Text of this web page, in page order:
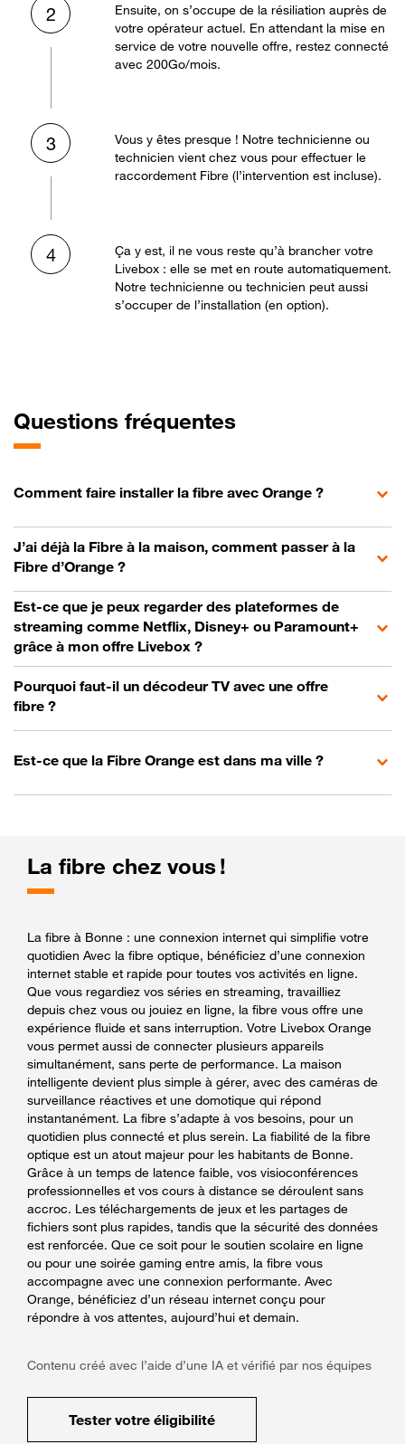
2
Ensuite, on s’occupe de la résiliation auprès de
votre opérateur actuel. En attendant la mise en
service de votre nouvelle offre, restez connecté
avec 200Go/mois.
3
Vous y êtes presque ! Notre technicienne ou
technicien vient chez vous pour effectuer le
raccordement Fibre (l’intervention est incluse).
4
Ça y est, il ne vous reste qu’à brancher votre
Livebox : elle se met en route automatiquement.
Notre technicienne ou technicien peut aussi
s’occuper de l’installation (en option).
Questions fréquentes
Comment faire installer la fibre avec Orange ?
J’ai déjà la Fibre à la maison, comment passer à la
Fibre d’Orange ?
Est-ce que je peux regarder des plateformes de
streaming comme Netflix, Disney+ ou Paramount+
grâce à mon offre Livebox ?
Pourquoi faut-il un décodeur TV avec une offre
fibre ?
Est-ce que la Fibre Orange est dans ma ville ?
La fibre chez vous !
La fibre à Bonne : une connexion internet qui simplifie votre
quotidien Avec la fibre optique, bénéficiez d’une connexion
internet stable et rapide pour toutes vos activités en ligne.
Que vous regardiez vos séries en streaming, travailliez
depuis chez vous ou jouiez en ligne, la fibre vous offre une
expérience fluide et sans interruption. Votre Livebox Orange
vous permet aussi de connecter plusieurs appareils
simultanément, sans perte de performance. La maison
intelligente devient plus simple à gérer, avec des caméras de
surveillance réactives et une domotique qui répond
instantanément. La fibre s’adapte à vos besoins, pour un
quotidien plus connecté et plus serein. La fiabilité de la fibre
optique est un atout majeur pour les habitants de Bonne.
Grâce à un temps de latence faible, vos visioconférences
professionnelles et vos cours à distance se déroulent sans
accroc. Les téléchargements de jeux et les partages de
fichiers sont plus rapides, tandis que la sécurité des données
est renforcée. Que ce soit pour le soutien scolaire en ligne
ou pour une soirée gaming entre amis, la fibre vous
accompagne avec une connexion performante. Avec
Orange, bénéficiez d’un réseau internet conçu pour
répondre à vos attentes, aujourd’hui et demain.
Contenu créé avec l’aide d’une IA et vérifié par nos équipes
Tester votre éligibilité